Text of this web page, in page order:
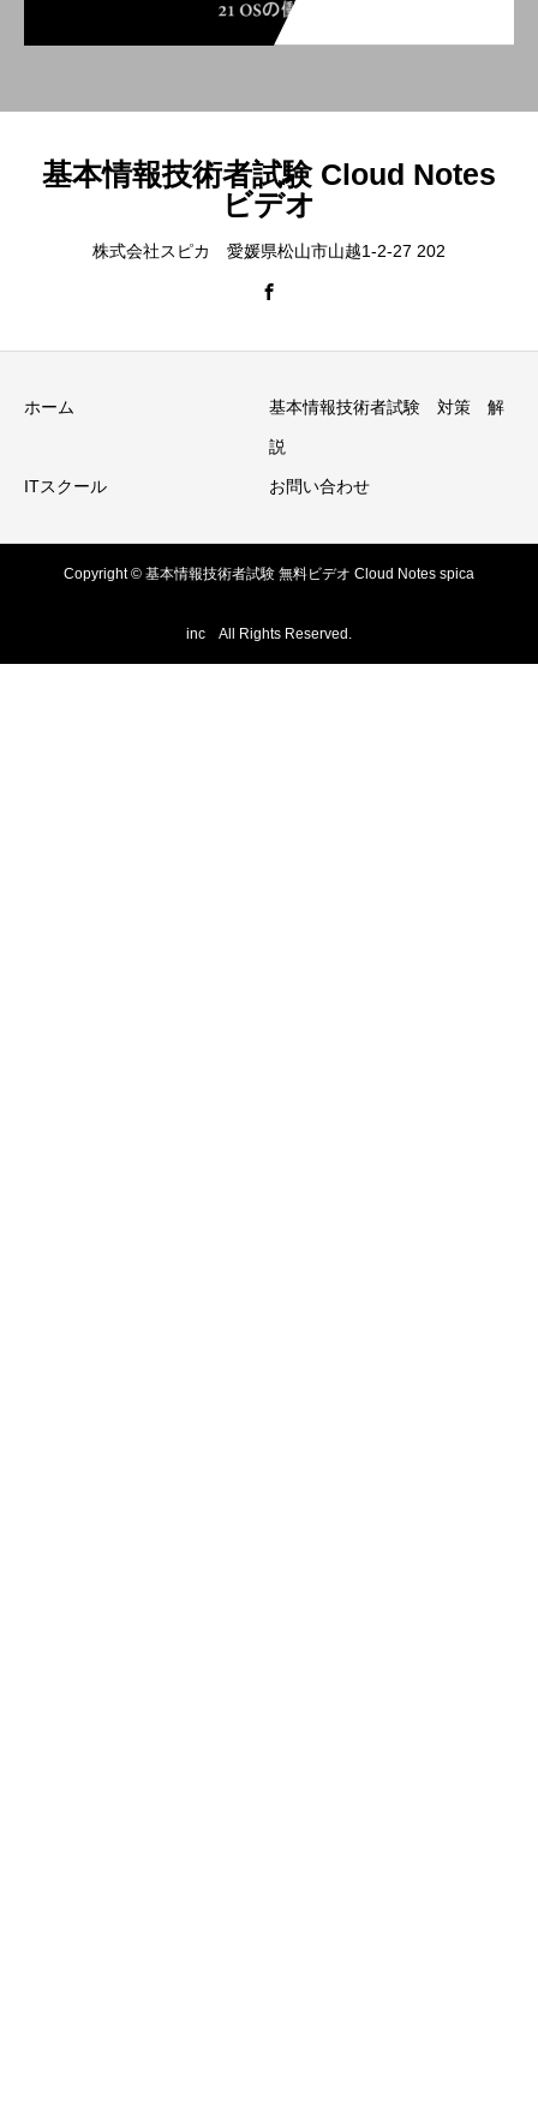
基本情報技術者試験 Cloud Notes
ビデオ
株式会社スピカ 愛媛県松山市山越1-2-27 202
ホーム 基本情報技術者試験 対策 解
説
ITスクール お問い合わせ
Copyright © 基本情報技術者試験 無料ビデオ Cloud Notes spica
inc All Rights Reserved.